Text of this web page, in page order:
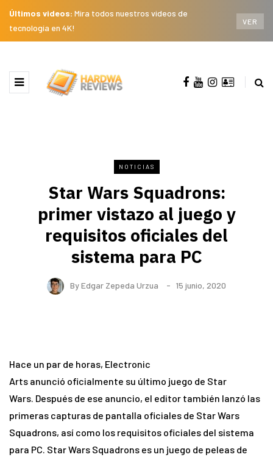
Últimos videos: Mira todos nuestros videos de
tecnología en 4K!
VER
NOTICIAS
Star Wars Squadrons:
primer vistazo al juego y
requisitos oficiales del
sistema para PC
ByEdgar Zepeda Urzua 15 junio, 2020
Hace un par de horas, Electronic
Arts anunció oficialmente su último juego de Star
Wars. Después de ese anuncio, el editor también lanzó las
primeras capturas de pantalla oficiales de Star Wars
Squadrons, así como los requisitos oficiales del sistema
para PC. Star Wars Squadrons es un juego de peleas de